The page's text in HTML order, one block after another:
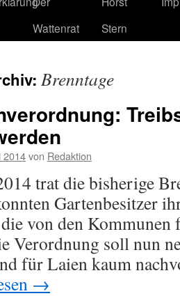
Wattenrat
Stern
Brenntage
2014von Redaktion
trat die bisherige
Gartenbesitzer
von den Kommunen
Verordnung soll nun
für Laien kaum
→